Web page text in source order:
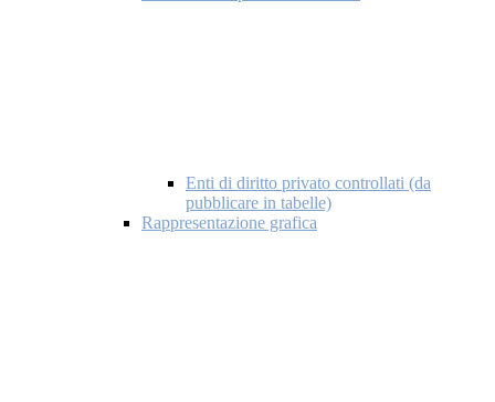
Enti di diritto privato controllati (da
pubblicare in tabelle)
Rappresentazione grafica